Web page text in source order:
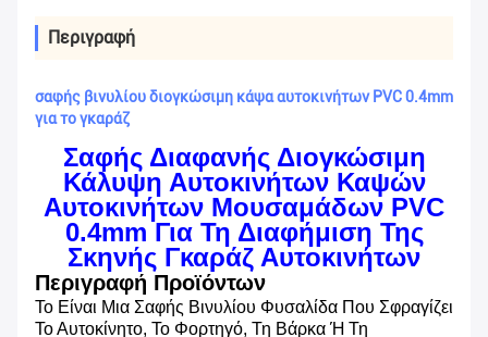
Περιγραφή
σαφής βινυλίου διογκώσιμη κάψα αυτοκινήτων PVC 0.4mm
για το γκαράζ
Σαφής Διαφανής Διογκώσιμη
Κάλυψη Αυτοκινήτων Καψών
Αυτοκινήτων Μουσαμάδων PVC
0.4mm Για Τη Διαφήμιση Της
Σκηνής Γκαράζ Αυτοκινήτων
Περιγραφή Προϊόντων
Το Είναι Μια Σαφής Βινυλίου Φυσαλίδα Που Σφραγίζει
Το Αυτοκίνητο, Το Φορτηγό, Τη Βάρκα Ή Τη